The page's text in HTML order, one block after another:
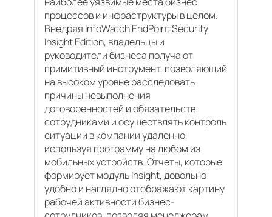
процессов и инфраструктуры в целом.
Внедряя InfoWatch EndPoint Security
Insight Edition, владельцы и
руководители бизнеса получают
примитивный инструмент, позволяющий
на высоком уровне расследовать
причины невыполнения
договоренностей и обязательств
сотрудниками и осуществлять контроль
ситуации в компании удаленно,
используя программу на любом из
мобильных устройств. Отчеты, которые
формирует модуль Insight, довольно
удобно и наглядно отображают картину
рабочей активности бизнес-